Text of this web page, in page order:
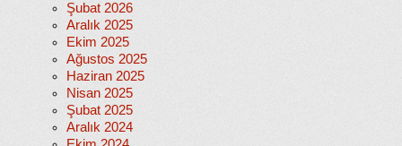
Şubat 2026
Aralık 2025
Ekim 2025
Ağustos 2025
Haziran 2025
Nisan 2025
Şubat 2025
Aralık 2024